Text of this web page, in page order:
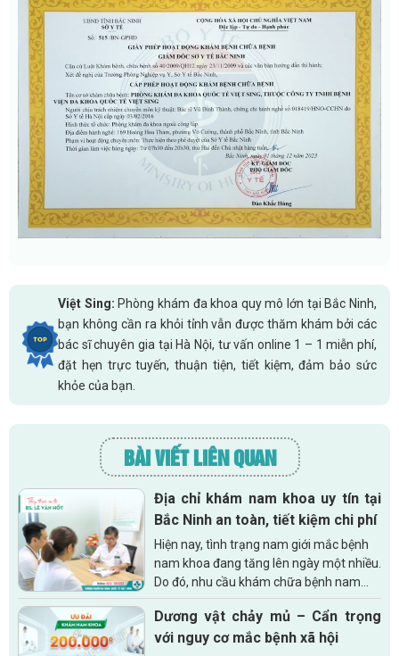
Việt Sing: Phòng khám đa khoa quy mô lớn tại Bắc Ninh,
bạn không cần ra khỏi tỉnh vẫn được thăm khám bởi các
bác sĩ chuyên gia tại Hà Nội, tư vấn online 1 – 1 miễn phí,
đặt hẹn trực tuyến, thuận tiện, tiết kiệm, đảm bảo sức
khỏe của bạn.
BÀI VIẾT LIÊN QUAN
Địa chỉ khám nam khoa uy tín tại
Bắc Ninh an toàn, tiết kiệm chi phí
Hiện nay, tình trạng nam giới mắc bệnh
nam khoa đang tăng lên ngày một nhiều.
Do đó, nhu cầu khám chữa bệnh nam
khoa cũng tăng theo. Để an tâm điều
trị căn bệnh của mình thì việc tìm kiếm...
Dương vật chảy mủ – Cẩn trọng
với nguy cơ mắc bệnh xã hội